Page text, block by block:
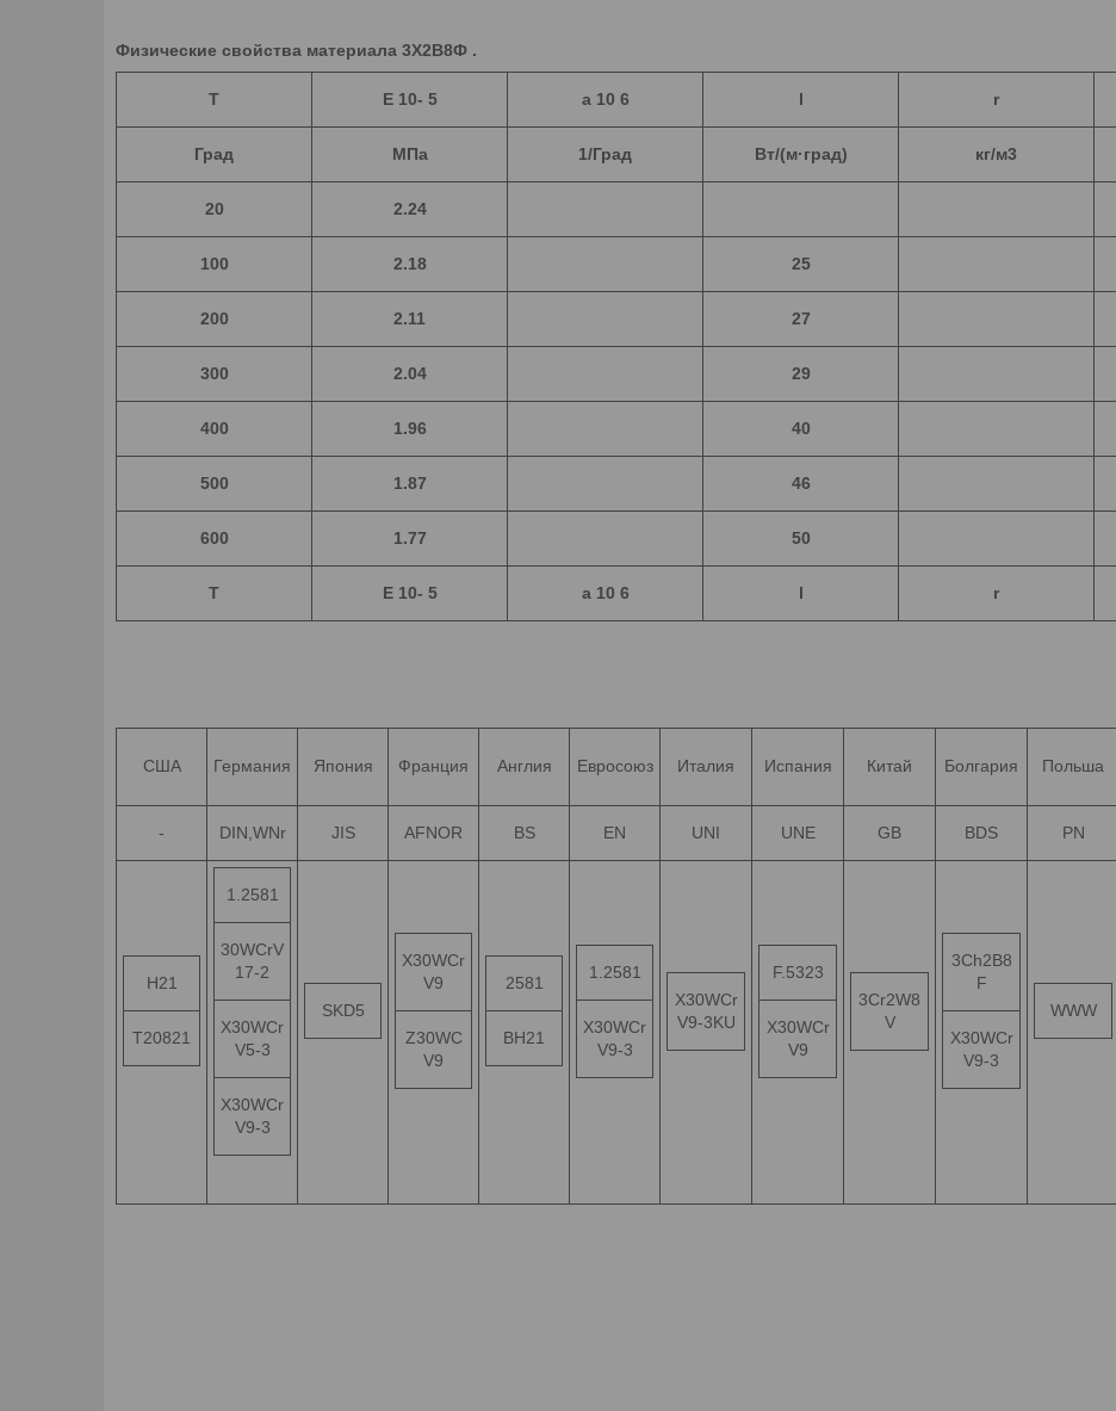
Физические свойства материала 3Х2В8Ф .
T E 10- 5 a 10 6 l r
Град МПа 1/Град Вт/(м·град) кг/м3
20 2.24
100 2.18 25
200 2.11 27
300 2.04 29
400 1.96 40
500 1.87 46
600 1.77 50
T E 10- 5 a 10 6 l r
США Германия Япония Франция Англия Евросоюз Италия Испания Китай Болгария Польша
- DIN,WNr JIS AFNOR BS EN UNI UNE GB BDS PN
H21
T20821
1.2581
30WCrV
17-2
X30WCr
V5-3
X30WCr
V9-3
SKD5
X30WCr
V9
Z30WC
V9
2581
BH21
1.2581
X30WCr
V9-3
X30WCr
V9-3KU
F.5323
X30WCr
V9
3Cr2W8
V
3Ch2B8
F
X30WCr
V9-3
WWW